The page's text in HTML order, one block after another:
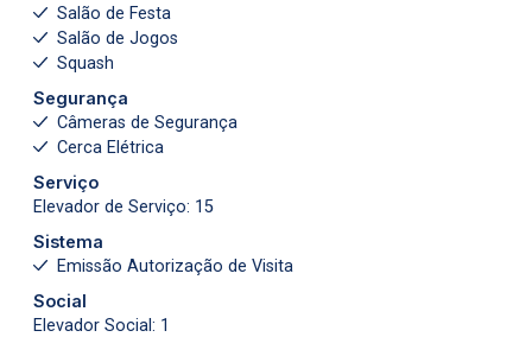
Salão de Festa
Salão de Jogos
Squash
Segurança
Câmeras de Segurança
Cerca Elétrica
Serviço
Elevador de Serviço: 15
Sistema
Emissão Autorização de Visita
Social
Elevador Social: 1